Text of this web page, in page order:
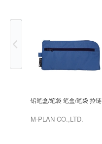
铅笔盒/笔袋 笔盒/笔袋 拉链
M-PLAN CO.,LTD.